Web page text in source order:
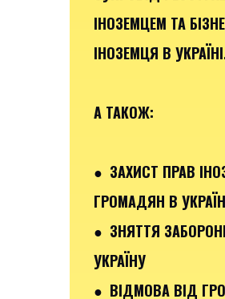
ІНОЗЕМЦЕМ ТА
ІНОЗЕМЦЯ В
А ТАКОЖ:
● ЗАХИСТ ПРАВ
ГРОМАДЯН В
● ЗНЯТТЯ
УКРАЇНУ
● ВІДМОВА ВІД